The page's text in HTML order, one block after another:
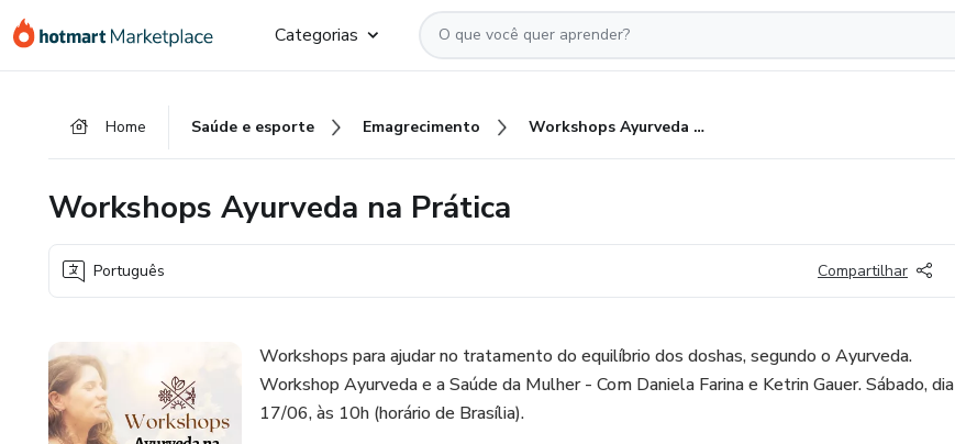
para
para
para
Categorias
Home Saúde e esporte Emagrecimento Workshops Ayurveda na Prática
Workshops Ayurveda na Prática
Português Compartilhar
Workshops para ajudar no tratamento do equilíbrio dos doshas, segundo o Ayurveda.
Workshop Ayurveda e a Saúde da Mulher - Com Daniela Farina e Ketrin Gauer. Sábado, dia
17/06, às 10h (horário de Brasília).